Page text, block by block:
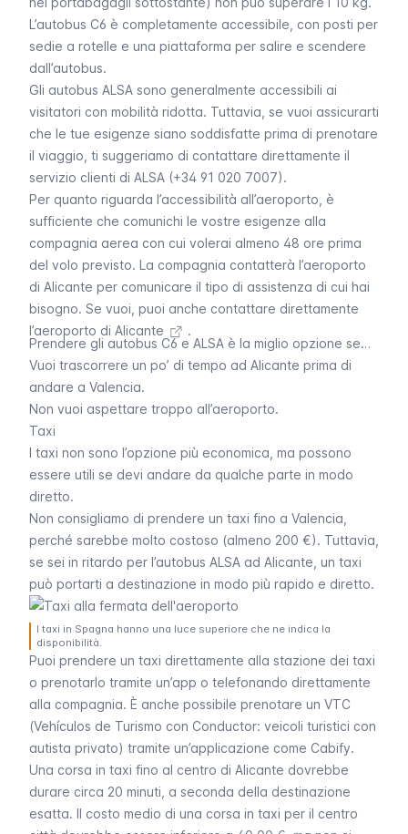
L’autobus C6 è completamente accessibile, con posti per
sedie a rotelle e una piattaforma per salire e scendere
dall’autobus.
Gli autobus ALSA sono generalmente accessibili ai
visitatori con mobilità ridotta. Tuttavia, se vuoi assicurarti
che le tue esigenze siano soddisfatte prima di prenotare
il viaggio, ti suggeriamo di contattare direttamente il
servizio clienti di ALSA (+34 91 020 7007).
Per quanto riguarda l’accessibilità all’aeroporto, è
sufficiente che comunichi le vostre esigenze alla
compagnia aerea con cui volerai almeno 48 ore prima
del volo previsto. La compagnia contatterà l’aeroporto
di Alicante per comunicare il tipo di assistenza di cui hai
bisogno. Se vuoi, puoi anche contattare direttamente
l’aeroporto di Alicante
.
Prendere gli autobus C6 e ALSA è la miglio opzione se…
Vuoi trascorrere un po’ di tempo ad Alicante prima di
andare a Valencia.
Non vuoi aspettare troppo all’aeroporto.
Taxi
I taxi non sono l’opzione più economica, ma possono
essere utili se devi andare da qualche parte in modo
diretto.
Non consigliamo di prendere un taxi fino a Valencia,
perché sarebbe molto costoso (almeno 200 €). Tuttavia,
se sei in ritardo per l’autobus ALSA ad Alicante, un taxi
può portarti a destinazione in modo più rapido e diretto.
I taxi in Spagna hanno una luce superiore che ne indica la
disponibilità.
Puoi prendere un taxi direttamente alla stazione dei taxi
o prenotarlo tramite un’app o telefonando direttamente
alla compagnia. È anche possibile prenotare un VTC
(Vehículos de Turismo con Conductor: veicoli turistici con
autista privato) tramite un’applicazione come Cabify.
Una corsa in taxi fino al centro di Alicante dovrebbe
durare circa 20 minuti, a seconda della destinazione
esatta. Il costo medio di una corsa in taxi per il centro